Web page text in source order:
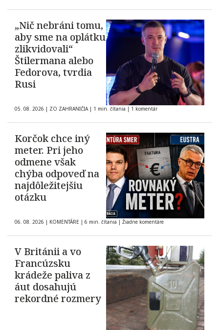
„Nič nebráni tomu,
aby sme na oplátku
zlikvidovali“
Štilermana alebo
Fedorova, tvrdia
Rusi
05. 08. 2026 | ZO ZAHRANIČIA | 1 min. čítania | 1 komentár
Korčok chce iný
meter. Pri jeho
odmene však
chýba odpoveď na
najdôležitejšiu
otázku
06. 08. 2026 | KOMENTÁRE | 6 min. čítania | Žiadne komentáre
V Británii a vo
Francúzsku
krádeže paliva z
áut dosahujú
rekordné rozmery